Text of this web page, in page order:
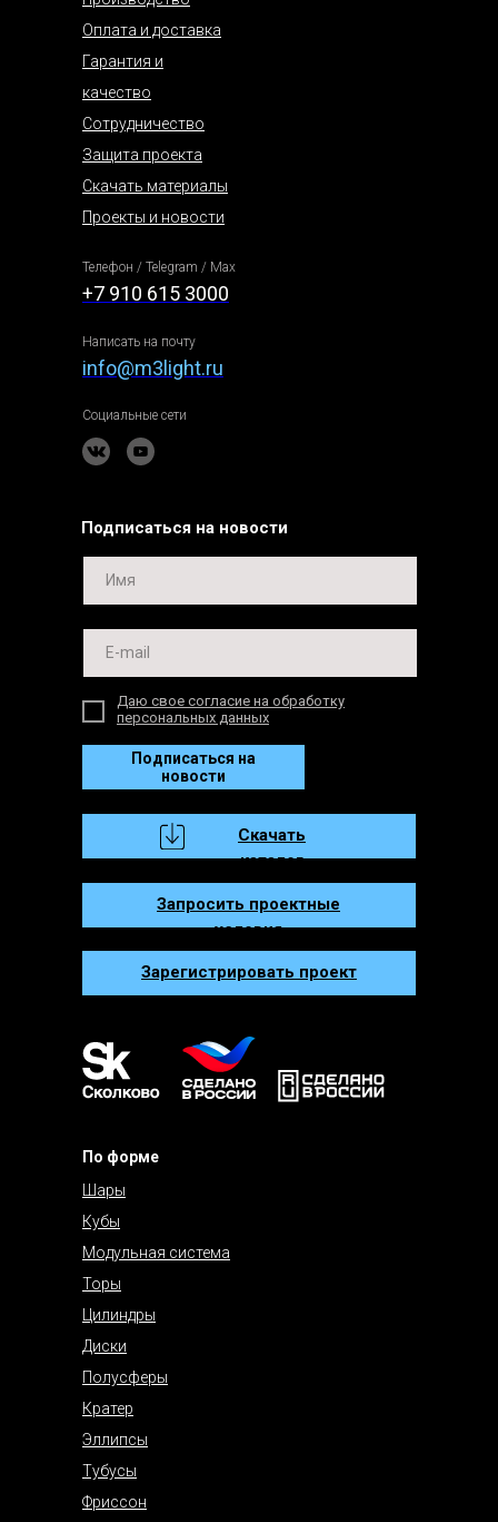
По форме
Шары
Кубы
Модульная система
Торы
Цилиндры
Диски
Полусферы
Кратер
Эллипсы
Тубусы
Фриссон
Оплата и доставка
Гарантия и
качество
Сотрудничество
Защита проекта
Скачать материалы
Проекты и новости
+7 910 615 3000
Телефон / Telegram / Max
info@m3light.ru
Написать на почту
Социальные сети
Подписаться на новости
Подписаться на
новости
Даю свое согласие на обработку
персональных данных
Скачать
каталог
Запросить проектные
условия
Зарегистрировать проект